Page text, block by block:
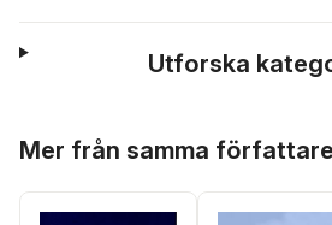
Utforska
Mer från samma författare